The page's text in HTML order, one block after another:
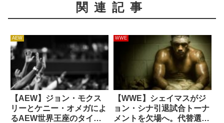
関連記事
AEW
【AEW】ジョン・モクス
リーとケニー・オメガによ
るAEW世界王座のタイト
WWE
【WWE】シェイマスがジ
ョン・シナ引退試合トーナ
メントを欠場へ。代替選手